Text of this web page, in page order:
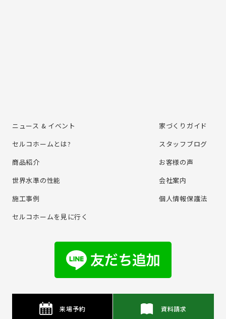
ニュース & イベント
セルコホームとは?
商品紹介
世界水準の性能
施⼯事例
セルコホームを⾒に⾏く
家づくりガイド
スタッフブログ
お客様の声
会社案内
個⼈情報保護法
来場予約 資料請求